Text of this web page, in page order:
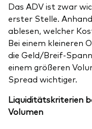
Das ADV ist zwar
erster Stelle.
ablesen, welcher
Bei einem kleineren
die Geld/Breif-
einem größeren
Spread wichtiger.
Liquiditätskriterien
Volumen